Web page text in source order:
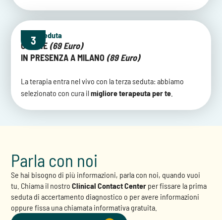
3
Terza seduta
ONLINE (69 Euro)
IN PRESENZA A MILANO (89 Euro)
La terapia entra nel vivo con la terza seduta: abbiamo
selezionato con cura ilmigliore terapeuta per te
Parla con noi
Se hai bisogno di più informazioni, parla con noi, quando vuoi
tu. Chiama il nostroClinical Contact Center per fissare la prima
seduta di accertamento diagnostico o per avere informazioni
oppure fissa una chiamata informativa gratuita.